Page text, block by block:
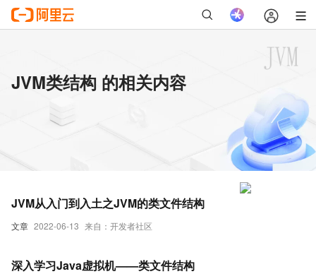
JVM类结构 的相关内容
文章 2022-06-13 来自：开发者社区
JVM从入门到入土之JVM的类文件结构
深入学习Java虚拟机——类文件结构